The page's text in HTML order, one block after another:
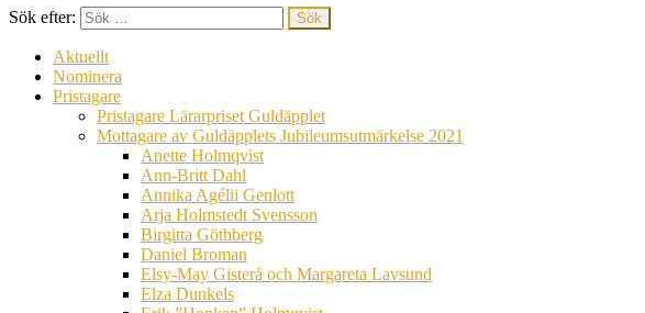
Sök efter:
Aktuellt
Nominera
Pristagare
Pristagare Lärarpriset Guldäpplet
Mottagare av Guldäpplets Jubileumsutmärkelse 2021
Anette Holmqvist
Ann-Britt Dahl
Annika Agélii Genlott
Arja Holmstedt Svensson
Birgitta Göthberg
Daniel Broman
Elsy-May Gisterå och Margareta Lavsund
Elza Dunkels